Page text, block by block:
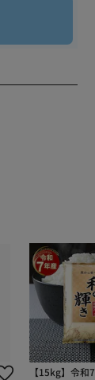
【15kg】令和